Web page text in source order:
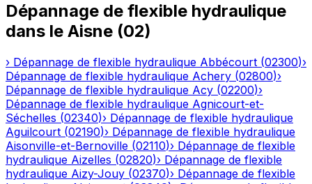
Dépannage de flexible hydraulique
dans le Aisne (02)
› Dépannage de flexible hydraulique Abbécourt (02300)›
Dépannage de flexible hydraulique Achery (02800)›
Dépannage de flexible hydraulique Acy (02200)›
Dépannage de flexible hydraulique Agnicourt-et-
Séchelles (02340)› Dépannage de flexible hydraulique
Aguilcourt (02190)› Dépannage de flexible hydraulique
Aisonville-et-Bernoville (02110)› Dépannage de flexible
hydraulique Aizelles (02820)› Dépannage de flexible
hydraulique Aizy-Jouy (02370)› Dépannage de flexible